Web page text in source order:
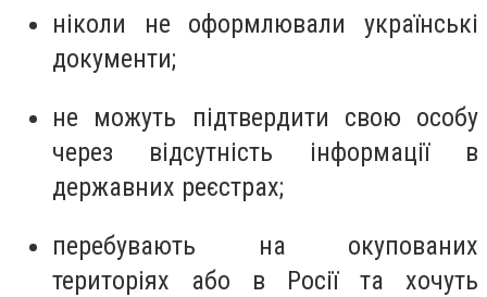
ніколи не оформлювали українські
документи;
не можуть підтвердити свою особу
через відсутність інформації в
державних реєстрах;
перебувають на окупованих
територіях або в Росії та хочуть